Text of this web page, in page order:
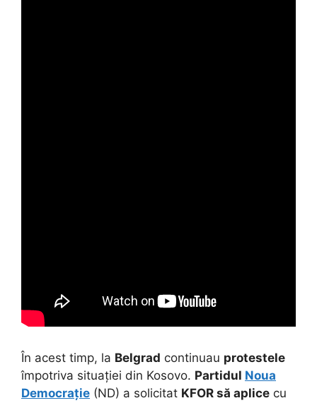
În acest timp, la Belgrad continuau protestele
împotriva situației din Kosovo. Partidul Noua
Democrație (ND) a solicitat KFOR să aplice cu